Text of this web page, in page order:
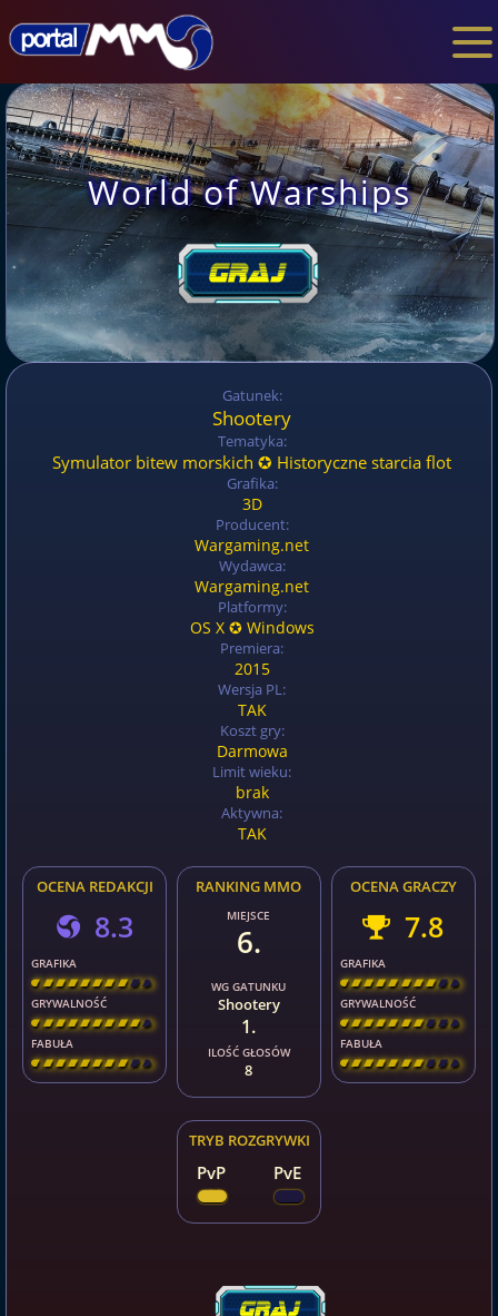
World of Warships
Gatunek:
Shootery
Tematyka:
Symulator bitew morskich ✪ Historyczne starcia flot
Grafika:
3D
Producent:
Wargaming.net
Wydawca:
Wargaming.net
Platformy:
OS X ✪ Windows
Premiera:
2015
Wersja PL:
TAK
Koszt gry:
Darmowa
Limit wieku:
brak
Aktywna:
TAK
TRYB ROZGRYWKI
PvP PvE
RANKING MMO
MIEJSCE
6.
WG GATUNKU
Shootery
1.
ILOŚĆ GŁOSÓW
8
OCENA GRACZY
7.8
GRAFIKA
[ \ \ \ \ \ \ \ \ ]
GRYWALNOŚĆ
[ \ \ \ \ \ \ \ \ ]
FABUŁA
[ \ \ \ \ \ \ \ \ ]
OCENA REDAKCJI
8.3
GRAFIKA
[ \ \ \ \ \ \ \ \ ]
GRYWALNOŚĆ
[ \ \ \ \ \ \ \ \ ]
FABUŁA
[ \ \ \ \ \ \ \ \ ]